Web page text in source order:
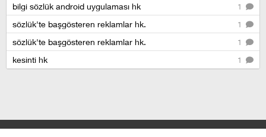
1
bilgi sözlük android uygulaması hk
1
sözlük'te başgösteren reklamlar hk.
1
sözlük'te başgösteren reklamlar hk.
1
kesinti hk